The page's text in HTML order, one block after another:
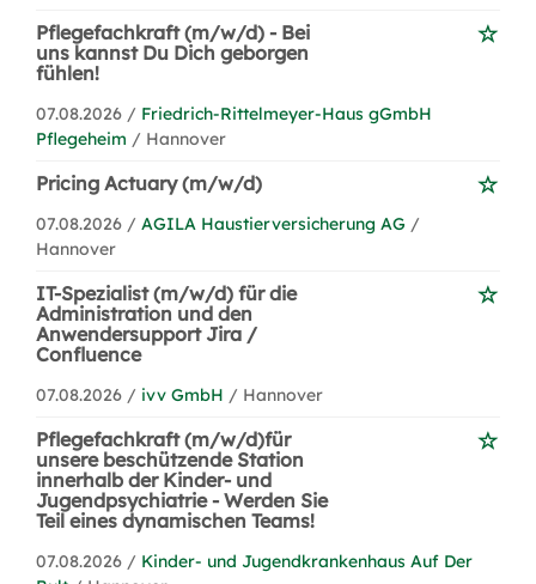
Pflegefachkraft (m/w/d) - Bei
uns kannst Du Dich geborgen
fühlen!
07.08.2026 / Friedrich-Rittelmeyer-Haus gGmbH
Pflegeheim / Hannover
Pricing Actuary (m/w/d)
07.08.2026 / AGILA Haustierversicherung AG /
Hannover
IT-Spezialist (m/w/d) für die
Administration und den
Anwendersupport Jira /
Confluence
07.08.2026 / ivv GmbH / Hannover
Pflegefachkraft (m/w/d)für
unsere beschützende Station
innerhalb der Kinder- und
Jugendpsychiatrie - Werden Sie
Teil eines dynamischen Teams!
07.08.2026 / Kinder- und Jugendkrankenhaus Auf Der